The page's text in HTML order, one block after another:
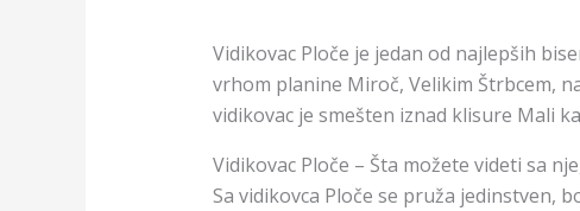
Vidikovac Ploče je jedan od najlepših
vrhom planine Miroč, Velikim Štrbcem,
vidikovac je smešten iznad klisure Mali
Vidikovac Ploče – Šta možete videti sa
Sa vidikovca Ploče se pruža jedinstven,